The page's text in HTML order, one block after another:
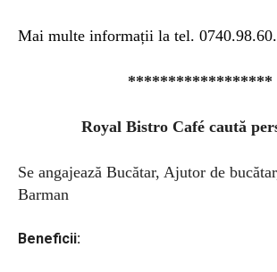
Mai multe informații la tel.
******************
Royal Bistro Café caută
Se angajează Bucătar, Ajutor de
Barman
Beneficii: